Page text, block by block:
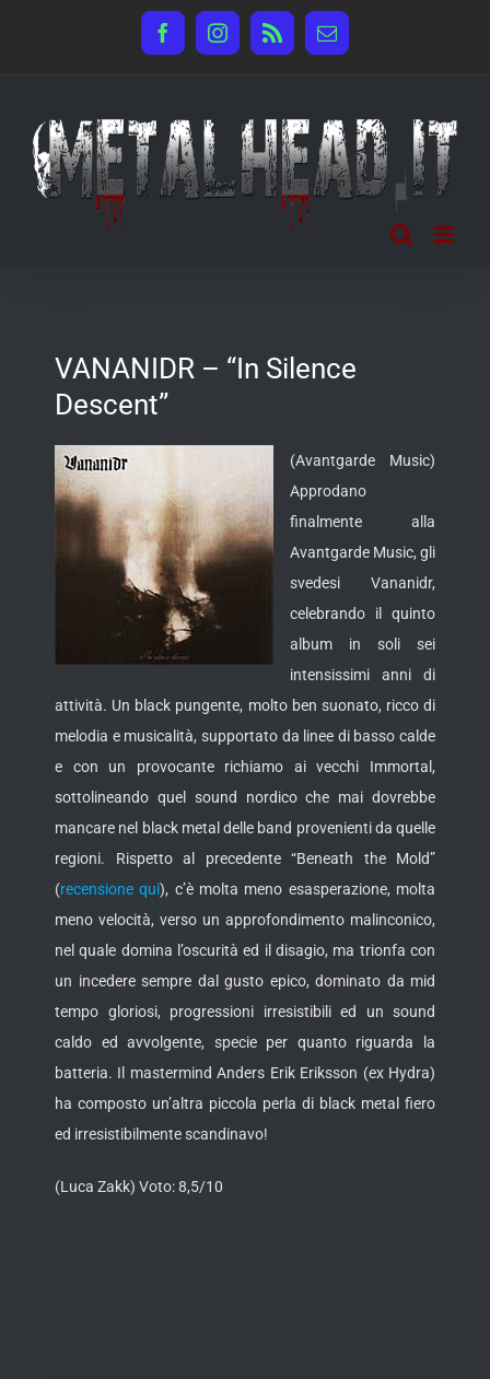
FacebookInstagram
Rss Email
VANANIDR – “In Silence
Descent”
(Avantgarde Music)
Approdano
finalmente alla
Avantgarde Music, gli
svedesi Vananidr,
celebrando il quinto
album in soli sei
intensissimi anni di
attività. Un black pungente, molto ben suonato, ricco di
melodia e musicalità, supportato da linee di basso calde
e con un provocante richiamo ai vecchi Immortal,
sottolineando quel sound nordico che mai dovrebbe
mancare nel black metal delle band provenienti da quelle
regioni. Rispetto al precedente “Beneath the Mold”
(recensione qui), c’è molta meno esasperazione, molta
meno velocità, verso un approfondimento malinconico,
nel quale domina l’oscurità ed il disagio, ma trionfa con
un incedere sempre dal gusto epico, dominato da mid
tempo gloriosi, progressioni irresistibili ed un sound
caldo ed avvolgente, specie per quanto riguarda la
batteria. Il mastermind Anders Erik Eriksson (ex Hydra)
ha composto un’altra piccola perla di black metal fiero
ed irresistibilmente scandinavo!
(Luca Zakk) Voto: 8,5/10